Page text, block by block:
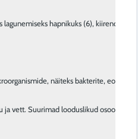
hapnikuks (6), kiirendades
näiteks bakterite, eoste
Suurimad looduslikud